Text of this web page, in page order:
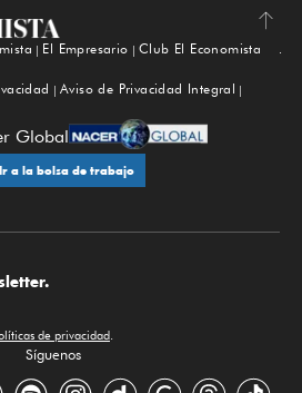
Subir
El Empresario
Club El Economista
Aviso de Privacidad Integral
Global
Ir a la bolsa de trabajo
de privacidad.
Síguenos